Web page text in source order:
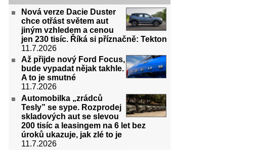
Nová verze Dacie Duster
chce otřást světem aut
jiným vzhledem a cenou
jen 230 tisíc. Říká si příznačně: Tekton
11.7.2026
Až přijde nový Ford Focus,
bude vypadat nějak takhle.
A to je smutné
11.7.2026
Automobilka „zrádců
Tesly” se sype. Rozprodej
skladových aut se slevou
200 tisíc a leasingem na 6 let bez
úroků ukazuje, jak zlé to je
11.7.2026